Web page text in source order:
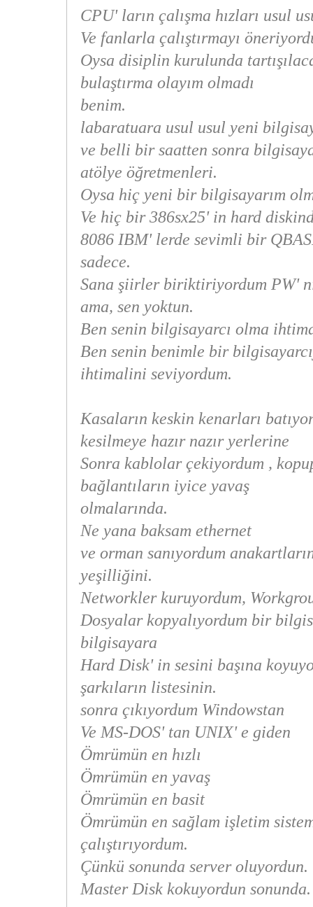
CPU' ların çalışma hızları usul
Ve fanlarla çalıştırmayı
Oysa disiplin kurulunda
bulaştırma olayım olmadı
benim.
labaratuara usul usul yeni
ve belli bir saatten sonra
atölye öğretmenleri.
Oysa hiç yeni bir bilgisayarım
Ve hiç bir 386sx25' in hard
8086 IBM' lerde sevimli bir
sadece.
Sana şiirler biriktiriyordum PW'
ama, sen yoktun.
Ben senin bilgisayarcı olma
Ben senin benimle bir
ihtimalini seviyordum.
Kasaların keskin kenarları
kesilmeye hazır nazır yerlerine
Sonra kablolar çekiyordum ,
bağlantıların iyice yavaş
olmalarında.
Ne yana baksam ethernet
ve orman sanıyordum
yeşilliğini.
Networkler kuruyordum,
Dosyalar kopyalıyordum bir
bilgisayara
Hard Disk' in sesini başına
şarkıların listesinin.
sonra çıkıyordum Windowstan
Ve MS-DOS' tan UNIX' e giden
Ömrümün en hızlı
Ömrümün en yavaş
Ömrümün en basit
Ömrümün en sağlam işletim
çalıştırıyordum.
Çünkü sonunda server oluyordun.
Master Disk kokuyordun sonunda.